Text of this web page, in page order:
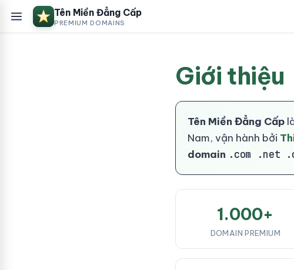
Tên Miền Đẳng Cấp
PREMIUM DOMAINS
Giới thiệu
Tên Miền Đẳng Cấp
Nam, vận hành bởi
domain .com .net
1.000+
DOMAIN PREMIUM